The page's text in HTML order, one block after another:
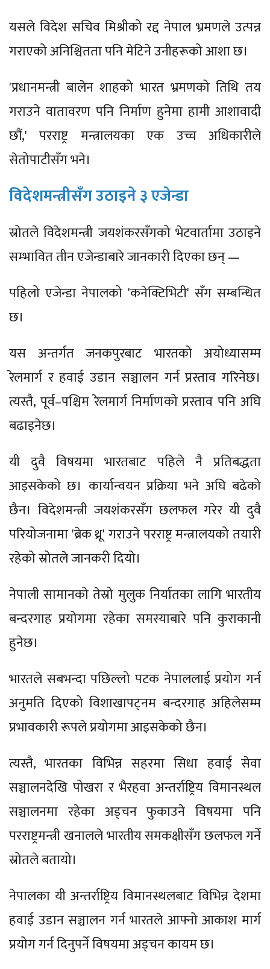
यसले विदेश सचिव मिश्रीको रद्द नेपाल भ्रमणले उत्पन्न
गराएको अनिश्चितता पनि मेटिने उनीहरूको आशा छ।
'प्रधानमन्त्री बालेन शाहको भारत भ्रमणको तिथि तय
गराउने वातावरण पनि निर्माण हुनेमा हामी आशावादी
छौं,' परराष्ट्र मन्त्रालयका एक उच्च अधिकारीले
सेतोपाटीसँग भने।
विदेशमन्त्रीसँग उठाइने ३ एजेन्डा
स्रोतले विदेशमन्त्री जयशंकरसँगको भेटवार्तामा उठाइने
सम्भावित तीन एजेन्डाबारे जानकारी दिएका छन् —
पहिलो एजेन्डा नेपालको 'कनेक्टिभिटी' सँग सम्बन्धित
छ।
यस अन्तर्गत जनकपुरबाट भारतको अयोध्यासम्म
रेलमार्ग र हवाई उडान सञ्चालन गर्न प्रस्ताव गरिनेछ।
त्यस्तै, पूर्व–पश्चिम रेलमार्ग निर्माणको प्रस्ताव पनि अघि
बढाइनेछ।
यी दुवै विषयमा भारतबाट पहिले नै प्रतिबद्धता
आइसकेको छ। कार्यान्वयन प्रक्रिया भने अघि बढेको
छैन। विदेशमन्त्री जयशंकरसँग छलफल गरेर यी दुवै
परियोजनामा 'ब्रेक थ्रू' गराउने परराष्ट्र मन्त्रालयको तयारी
रहेको स्रोतले जानकरी दियो।
नेपाली सामानको तेस्रो मुलुक निर्यातका लागि भारतीय
बन्दरगाह प्रयोगमा रहेका समस्याबारे पनि कुराकानी
हुनेछ।
भारतले सबभन्दा पछिल्लो पटक नेपाललाई प्रयोग गर्न
अनुमति दिएको विशाखापट्नम बन्दरगाह अहिलेसम्म
प्रभावकारी रूपले प्रयोगमा आइसकेको छैन।
त्यस्तै, भारतका विभिन्न सहरमा सिधा हवाई सेवा
सञ्चालनदेखि पोखरा र भैरहवा अन्तर्राष्ट्रिय विमानस्थल
सञ्चालनमा रहेका अड्चन फुकाउने विषयमा पनि
परराष्ट्रमन्त्री खनालले भारतीय समकक्षीसँग छलफल गर्ने
स्रोतले बतायो।
नेपालका यी अन्तर्राष्ट्रिय विमानस्थलबाट विभिन्न देशमा
हवाई उडान सञ्चालन गर्न भारतले आफ्नो आकाश मार्ग
प्रयोग गर्न दिनुपर्ने विषयमा अड्चन कायम छ।